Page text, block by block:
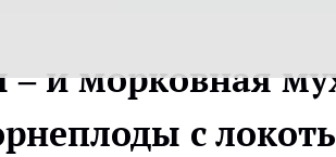
– и морковная
с